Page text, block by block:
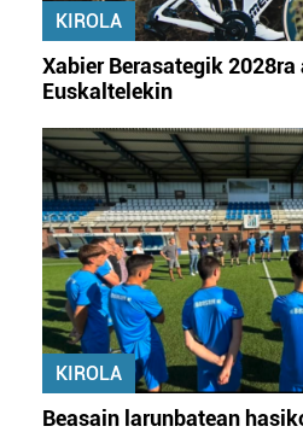
KIROLA
Xabier Berasategik 2028ra
Euskaltelekin
KIROLA
Beasain larunbatean